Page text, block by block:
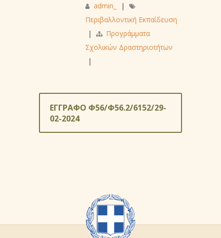
admin_
|
Περιβαλλοντική Εκπαίδευση
|
Προγράμματα
Σχολικών Δραστηριοτήτων
|
ΕΓΓΡΑΦΟ Φ56/Φ56.2/6152/29-
02-2024